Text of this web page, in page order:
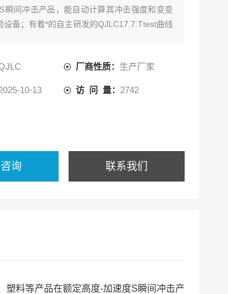
瞬间冲击产品，能自动计算其冲击强度和变变
设备；有着*的自主研发的QJLC17.7.Ttest曲线
厂商性质： 生产厂家
10-13 访 问 量： 2742
询 联系我们
塑料等产品在额定高度-加速度S瞬间冲击产